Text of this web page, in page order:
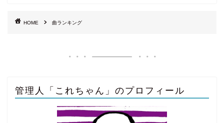
HOME 曲ランキング
管理人「これちゃん」のプロフィール